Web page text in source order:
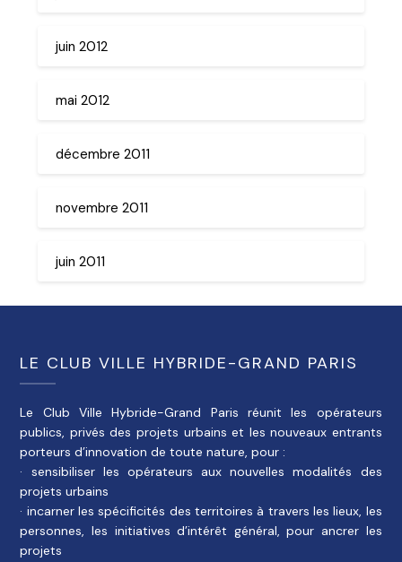
juin 2012
mai 2012
décembre 2011
novembre 2011
juin 2011
LE CLUB VILLE HYBRIDE-GRAND PARIS
Le Club Ville Hybride-Grand Paris réunit les opérateurs
publics, privés des projets urbains et les nouveaux entrants
porteurs d’innovation de toute nature, pour :
· sensibiliser les opérateurs aux nouvelles modalités des
projets urbains
· incarner les spécificités des territoires à travers les lieux, les
personnes, les initiatives d’intérêt général, pour ancrer les
projets